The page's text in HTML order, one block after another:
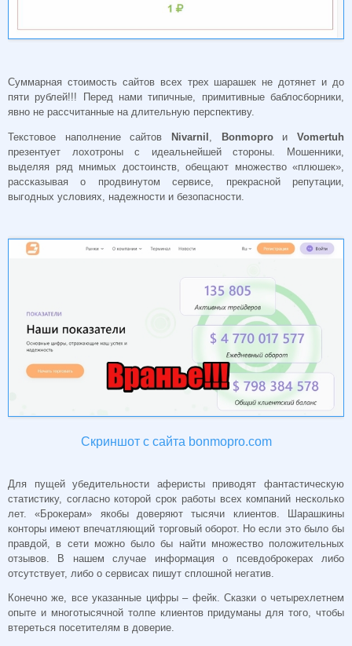
Суммарная стоимость сайтов всех трех шарашек не дотянет и до
пяти рублей!!! Перед нами типичные, примитивные баблосборники,
явно не рассчитанные на длительную перспективу.
Текстовое наполнение сайтов Nivarnil BonmoproиVomertuh
презентует лохотроны с идеальнейшей стороны. Мошенники,
выделяя ряд мнимых достоинств, обещают множество «плюшек»,
рассказывая о продвинутом сервисе, прекрасной репутации,
выгодных условиях, надежности и безопасности.
Скриншот с сайта bonmopro.com
Для пущей убедительности аферисты приводят фантастическую
статистику, согласно которой срок работы всех компаний несколько
лет. «Брокерам» якобы доверяют тысячи клиентов. Шарашкины
конторы имеют впечатляющий торговый оборот. Но если это было бы
правдой, в сети можно было бы найти множество положительных
отзывов. В нашем случае информация о псевдоброкерах либо
отсутствует, либо о сервисах пишут сплошной негатив.
Конечно же, все указанные цифры – фейк. Сказки о четырехлетнем
опыте и многотысячной толпе клиентов придуманы для того, чтобы
втереться посетителям в доверие.